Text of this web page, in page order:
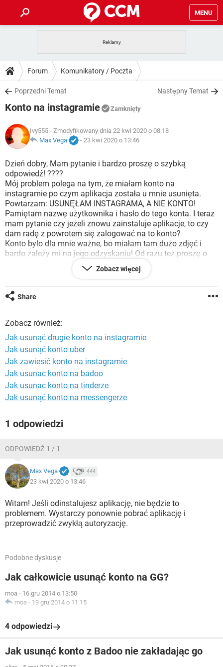
MENU
GRY WHATSAPP
SPOTIFY
INSTAGRAM FACEBOOK
WINDOWS 10
PORADY
PlayStation TIKTOK
INSTAGRAM FACEBOOK
WINDOWS 10
DO POBRANIA
ANDROID TIKTOK
GRY
IOS NETFLIX
INSTAGRAM
WINDOWS 10
COVID-19 TIKTOK
GRY
SPOTIFY NETFLIX
INSTAGRAM FACEBOOK
WINDOWS 10
ARTYKUŁY
COVID-19
GRY
SPOTIFY NETFLIX
INSTAGRAM FACEBOOK
WINDOWS 10
Forum Komunikatory / Poczta
Poprzedni Temat Następny Temat
Konto na instagramie Zamknięty
Ivy555 - Zmodyfikowany dnia 22 kwi 2020 o 08:18
Max Vega
- 23 kwi 2020 o 13:46
Dzień dobry, Mam pytanie i bardzo proszę o szybką
odpowiedź! ????
Mój problem polega na tym, że miałam konto na
instagramie po czym aplikacja została u mnie usunięta.
Powtarzam: USUNĘŁAM INSTAGRAMA, A NIE KONTO!
Pamiętam nazwę użytkownika i hasło do tego konta. I teraz
mam pytanie czy jeżeli znowu zainstaluje aplikacje, to czy
dam radę z powrotem się zalogować na to konto?
Konto bylo dla mnie ważne, bo miałam tam dużo zdjęć i
bardo zależy mi na jego odzyskaniu! Od razu też proszę o
nie pisanie komentarzy typu :"konto na instagramie to nic
takiego", "Instagram nie jest taki ważny i potrzebny a strata
nadzieję że to uszanujecie ❤️
Proszę o szybką odpowiedź i z góry dziękuję.
Konfiguracja: Android / Chrome
<config>Android / Chrome 81.0.4044.111
Zobacz więcej
Share
Zobacz również:
Jak usunąć drugie konto na instagramie
Jak usunąć konto uber
Jak zawiesić konto na instagramie
Jak usunac konto na badoo
Jak usunac konto na tinderze
Jak usunąć konto na messengerze
1 odpowiedzi
ODPOWIEDŹ 1 / 1
Max Vega 444
23 kwi 2020 o 13:46
Witam! Jeśli odinstalujesz aplikację, nie będzie to
problemem. Wystarczy ponownie pobrać aplikację i
przeprowadzić zwykłą autoryzację.
Podobne dyskusje
Jak całkowicie usunąć konto na GG?
moa - 16 gru 2014 o 13:50
moa - 19 gru 2014 o 11:15
4 odpowiedzi
Jak usunąć konto z Badoo nie zakładając go